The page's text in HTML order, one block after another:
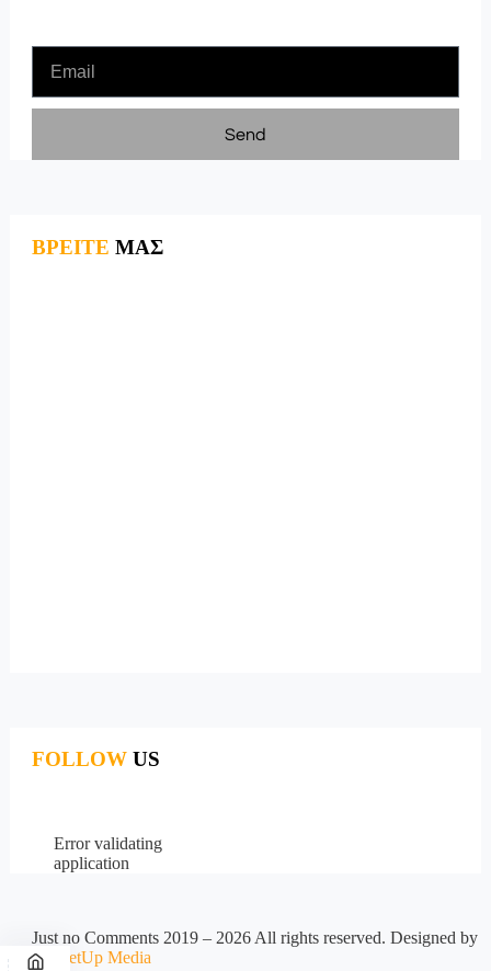
Send
ΒΡΕΙΤΕ ΜΑΣ
FOLLOWUS
Error validating
application
Just no Comments 2019 – 2026 All rights reserved. Designed by
MarketUp Media